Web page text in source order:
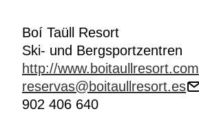
Boí Taüll Resort
Ski- und Bergsportzentren
http://www.boitaullresort.com
reservas@boitaullresort.es
902 406 640